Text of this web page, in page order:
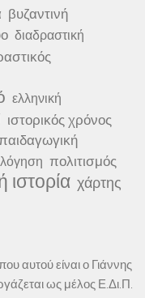
βυζαντινή
διαδραστική
ελληνική
ιστορικός χρόνος
πολιτισμός
ιστορία χάρτης
αυτού είναι ο Γιάννης
ως μέλος Ε.Δι.Π.